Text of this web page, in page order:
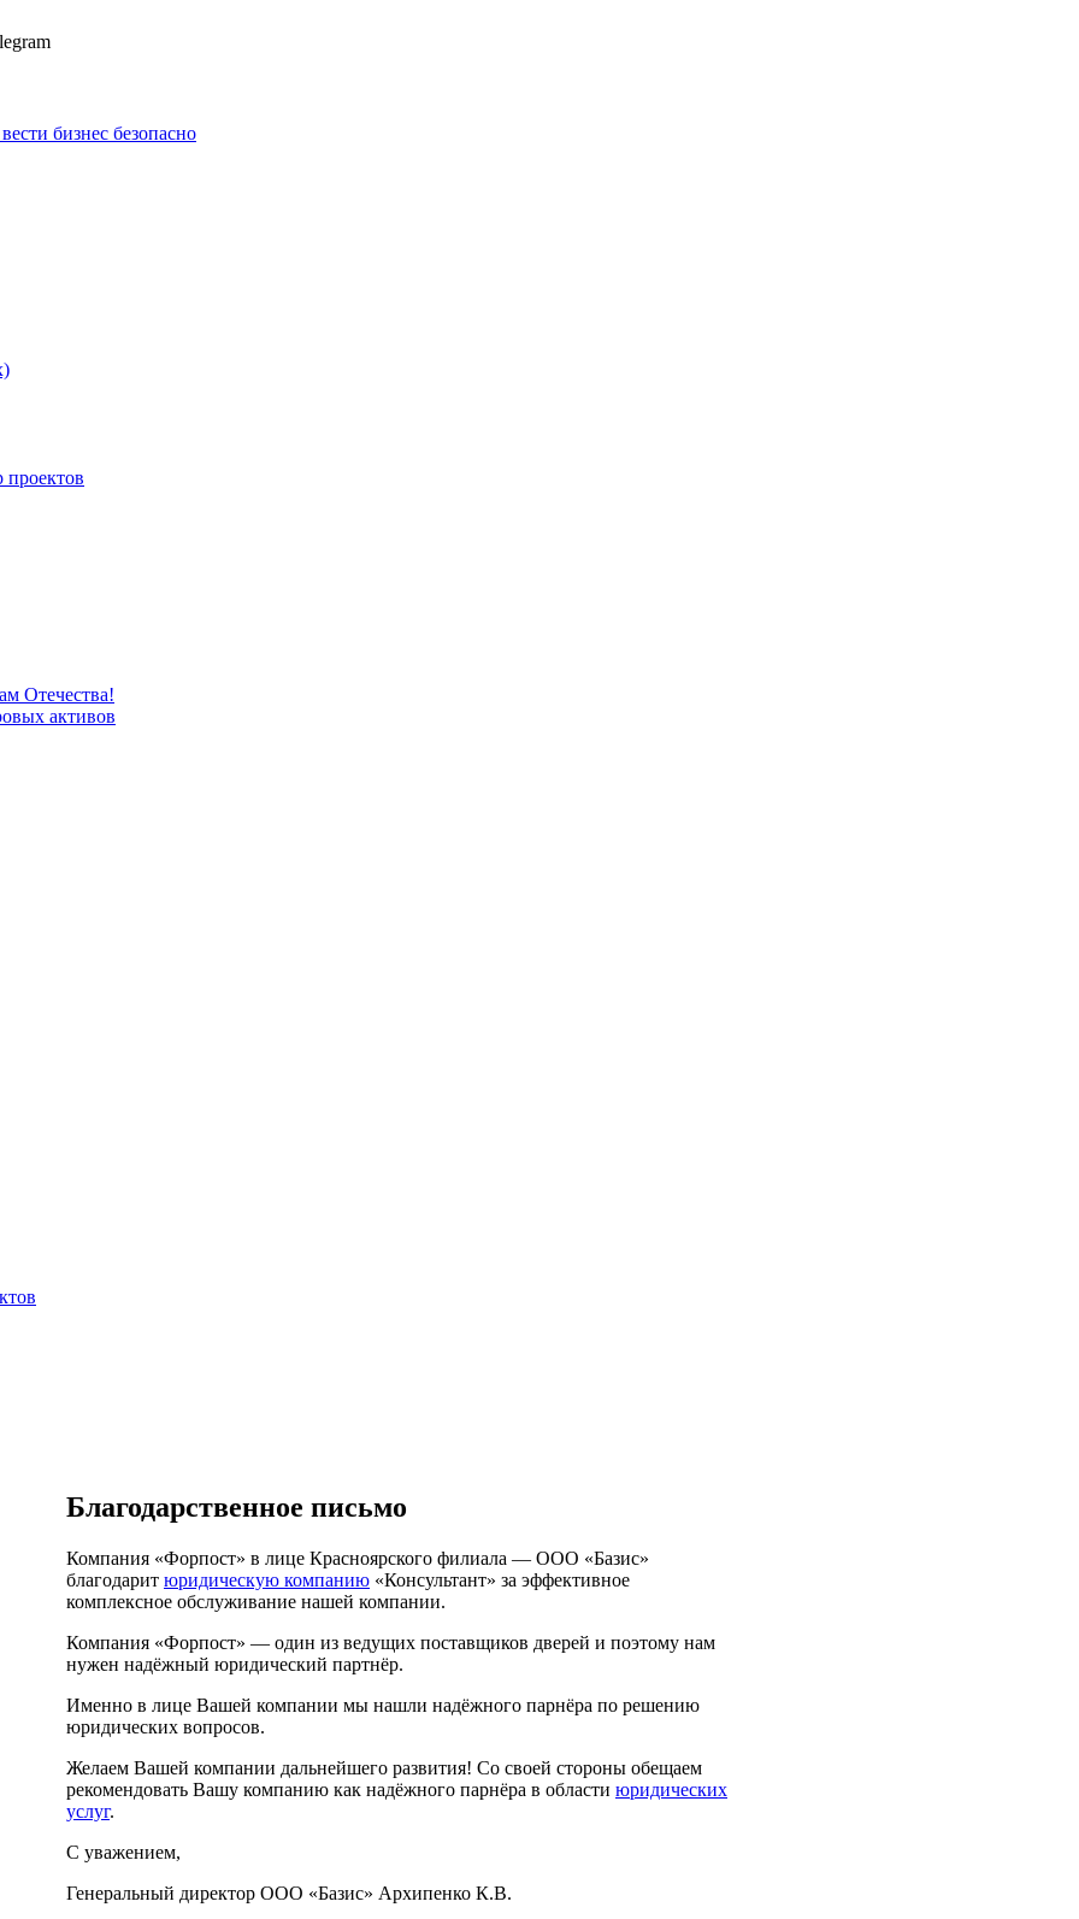
бизнес безопасно
Отечества!
активов
Благодарственное письмо
Компания «Форпост» в лице Красноярского филиала — ООО «Базис»
благодарит юридическую компанию «Консультант» за эффективное
комплексное обслуживание нашей компании.
Компания «Форпост» — один из ведущих поставщиков дверей и поэтому нам
нужен надёжный юридический партнёр.
Именно в лице Вашей компании мы нашли надёжного парнёра по решению
юридических вопросов.
Желаем Вашей компании дальнейшего развития! Со своей стороны обещаем
рекомендовать Вашу компанию как надёжного парнёра в области юридических
услуг.
С уважением,
Генеральный директор ООО «Базис» Архипенко К.В.